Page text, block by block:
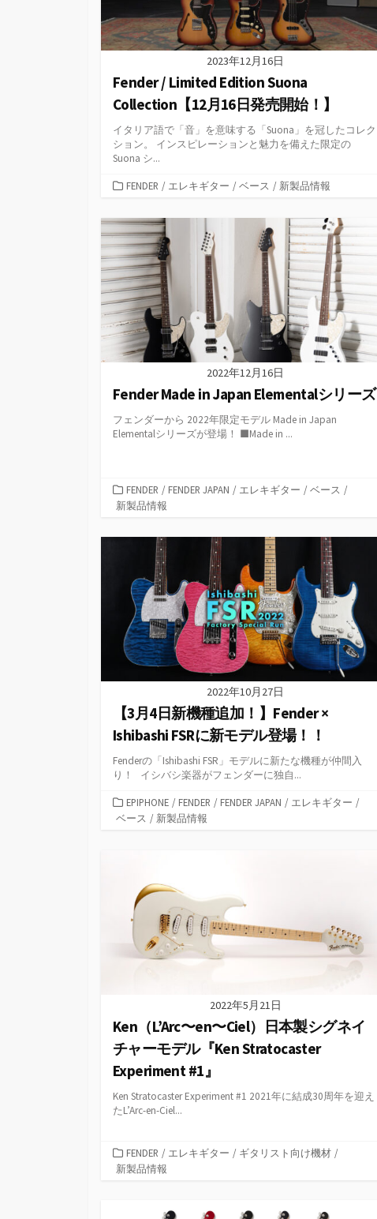
2023年12月16日
Fender / Limited Edition Suona
Collection【12月16日発売開始！】
イタリア語で「音」を意味する「Suona」を冠したコレク
ション。 インスピレーションと魅力を備えた限定の
Suona シ...
カ
ゴ
リ
ー
FENDER / エレキギター / ベース / 新製品情報
2022年12月16日
Fender Made in Japan Elementalシリーズ
フェンダーから 2022年限定モデル Made in Japan
Elementalシリーズが登場！ ■Made in ...
カ
テ
リ
FENDER / FENDER JAPAN / エレキギター / ベース /
新製品情報
2022年10月27日
【3月4日新機種追加！】Fender ×
Ishibashi FSRに新モデル登場！！
Fenderの「Ishibashi FSR」モデルに新たな機種が仲間入
り！ イシバシ楽器がフェンダーに独自...
カ
テ
EPIPHONE / FENDER / FENDER JAPAN / エレキギター /
ベース / 新製品情報
2022年5月21日
Ken（L’Arc〜en〜Ciel）日本製シグネイ
チャーモデル『Ken Stratocaster
Experiment #1』
Ken Stratocaster Experiment #1 2021年に結成30周年を迎え
たL’Arc-en-Ciel...
カ
テ
FENDER / エレキギター / ギタリスト向け機材 /
新製品情報